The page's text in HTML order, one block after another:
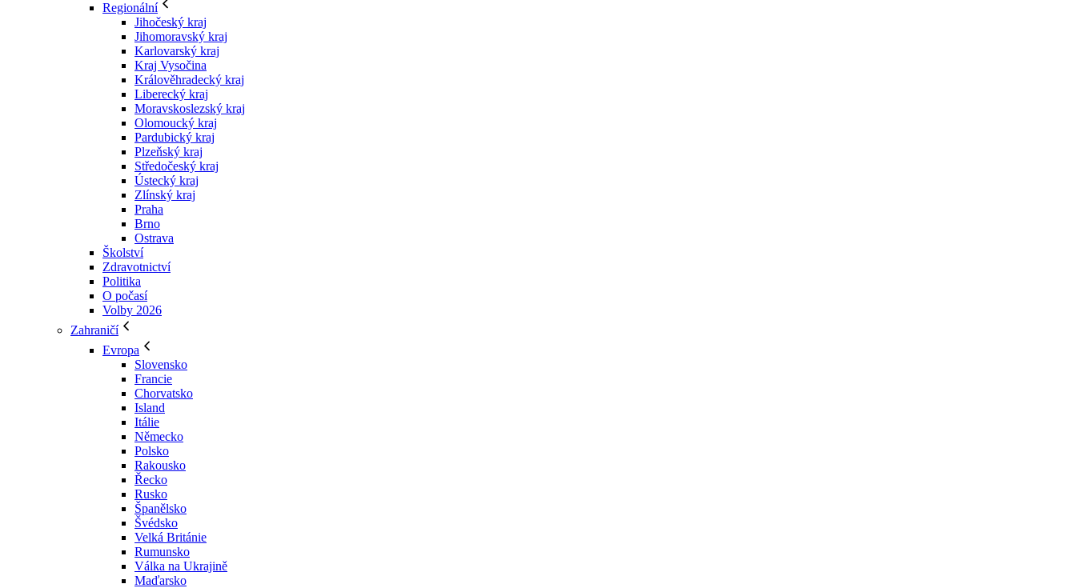
Regionální
Jihočeský kraj
Jihomoravský kraj
Karlovarský kraj
Kraj Vysočina
Králověhradecký kraj
Liberecký kraj
Moravskoslezský kraj
Olomoucký kraj
Pardubický kraj
Plzeňský kraj
Středočeský kraj
Ústecký kraj
Zlínský kraj
Praha
Brno
Ostrava
Školství
Zdravotnictví
Politika
O počasí
Volby 2026
Zahraničí
Evropa
Slovensko
Francie
Chorvatsko
Island
Itálie
Německo
Polsko
Rakousko
Řecko
Rusko
Španělsko
Švédsko
Velká Británie
Rumunsko
Válka na Ukrajině
Maďarsko